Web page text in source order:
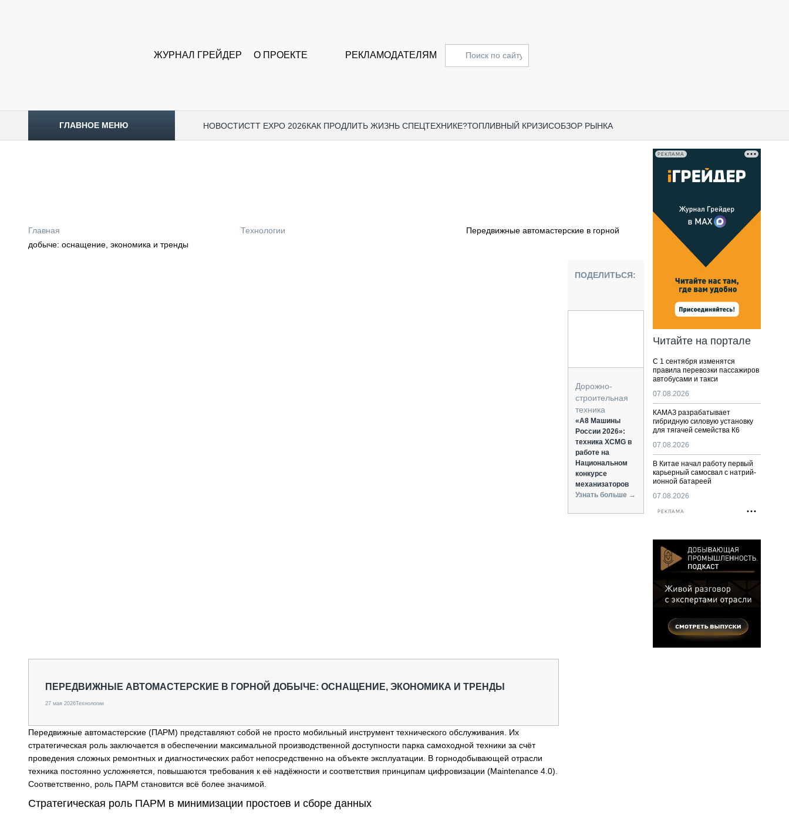
ЖУРНАЛ ГРЕЙДЕР О ПРОЕКТЕ РЕКЛАМОДАТЕЛЯМ
ГЛАВНОЕ МЕНЮ НОВОСТИCTT EXPO 2026КАК ПРОДЛИТЬ ЖИЗНЬ СПЕЦТЕХНИКЕ?ТОПЛИВНЫЙ КРИЗИСОБЗОР РЫНКА
ОБЗОР РЫНКА
КОМТРАНС 2021
ПОДЪЁМНАЯ ТЕХНИКА
ПАССАЖИРСКИЙ ТРАНСПОРТ
Главная Технологии
Передвижные автомастерские в горной
добыче: оснащение, экономика и тренды
ПЕРЕДВИЖНЫЕ АВТОМАСТЕРСКИЕ В ГОРНОЙ ДОБЫЧЕ: ОСНАЩЕНИЕ, ЭКОНОМИКА И ТРЕНДЫ
27 мая 2026Технологии
Передвижные автомастерские (ПАРМ) представляют собой не просто мобильный инструмент технического обслуживания. Их
стратегическая роль заключается в обеспечении максимальной производственной доступности парка самоходной техники за счёт
проведения сложных ремонтных и диагностических работ непосредственно на объекте эксплуатации. В горнодобывающей отрасли
техника постоянно усложняется, повышаются требования к её надёжности и соответствия принципам цифровизации (Maintenance 4.0).
Соответственно, роль ПАРМ становится всё более значимой.
Стратегическая роль ПАРМ в минимизации простоев и сборе данных
ПОДЕЛИТЬСЯ:
Дорожно-
строительная
техника
«А8 Машины
России 2026»:
техника XCMG в
работе на
Национальном
конкурсе
механизаторов
Узнать больше →
РЕКЛАМА
Читайте на портале
С 1 сентября изменятся
правила перевозки пассажиров
автобусами и такси
07.08.2026
КАМАЗ разрабатывает
гибридную силовую установку
для тягачей семейства К6
07.08.2026
В Китае начал работу первый
карьерный самосвал с натрий-
ионной батареей
07.08.2026
РЕКЛАМА